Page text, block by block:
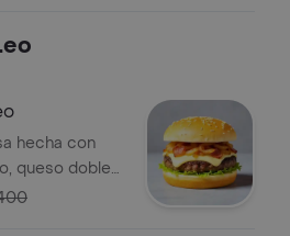
hecha con
queso doble
de